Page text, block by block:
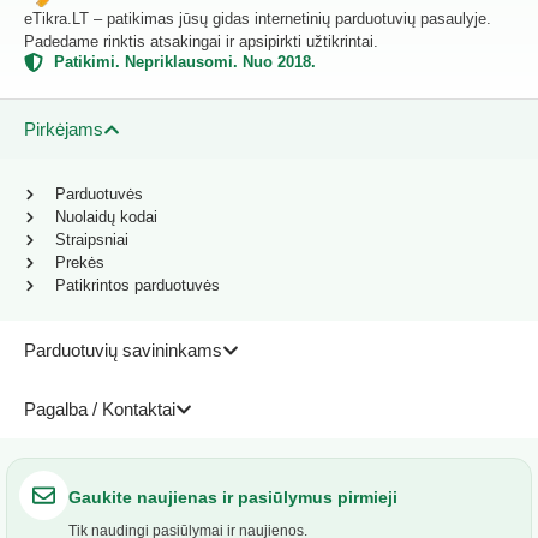
eTikra.LT – patikimas jūsų gidas internetinių parduotuvių pasaulyje.
Padedame rinktis atsakingai ir apsipirkti užtikrintai.
Patikimi. Nepriklausomi. Nuo 2018.
Pirkėjams
Parduotuvių savininkams
Pagalba / Kontaktai
Parduotuvės
Nuolaidų kodai
Straipsniai
Prekės
Patikrintos parduotuvės
Gaukite naujienas ir pasiūlymus pirmieji
Tik naudingi pasiūlymai ir naujienos.